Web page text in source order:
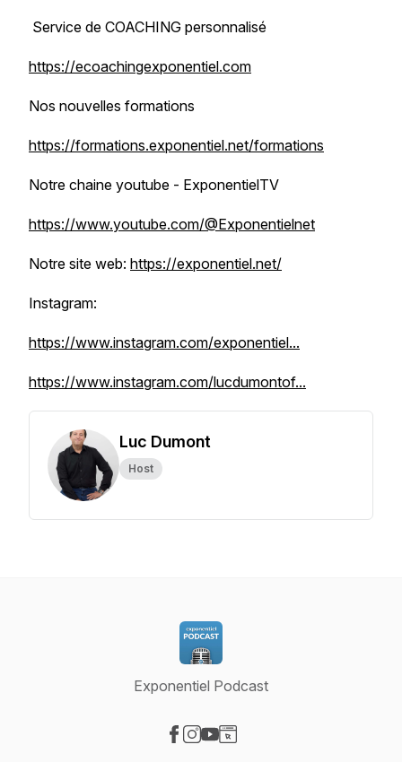
Service de COACHING personnalisé
https://ecoachingexponentiel.com
Nos nouvelles formations
https://formations.exponentiel.net/formations
Notre chaine youtube - ExponentielTV
https://www.youtube.com/@Exponentielnet
Notre site web: https://exponentiel.net/
Instagram:
https://www.instagram.com/exponentiel...
https://www.instagram.com/lucdumontof...
Luc Dumont
Host
Exponentiel Podcast